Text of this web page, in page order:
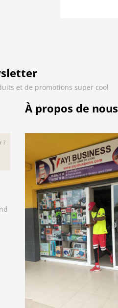
et de promotions super cool
À propos de nous
aider ?